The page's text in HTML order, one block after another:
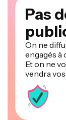
Pas
On ne
engagés à
Et on ne
vendra